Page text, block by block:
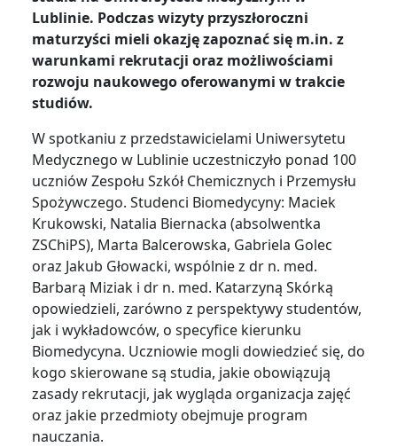
Lublinie. Podczas wizyty przyszłoroczni
maturzyści mieli okazję zapoznać się m.in. z
warunkami rekrutacji oraz możliwościami
rozwoju naukowego oferowanymi w trakcie
studiów.
W spotkaniu z przedstawicielami Uniwersytetu
Medycznego w Lublinie uczestniczyło ponad 100
uczniów Zespołu Szkół Chemicznych i Przemysłu
Spożywczego. Studenci Biomedycyny: Maciek
Krukowski, Natalia Biernacka (absolwentka
ZSChiPS), Marta Balcerowska, Gabriela Golec
oraz Jakub Głowacki, wspólnie z dr n. med.
Barbarą Miziak i dr n. med. Katarzyną Skórką
opowiedzieli, zarówno z perspektywy studentów,
jak i wykładowców, o specyfice kierunku
Biomedycyna. Uczniowie mogli dowiedzieć się, do
kogo skierowane są studia, jakie obowiązują
zasady rekrutacji, jak wygląda organizacja zajęć
oraz jakie przedmioty obejmuje program
nauczania.